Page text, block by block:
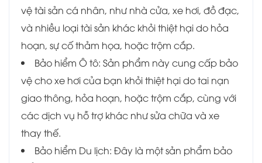
vệ tài sản cá nhân, như nhà cửa, xe hơi, đồ đạc,
và nhiều loại tài sản khác khỏi thiệt hại do hỏa
hoạn, sự cố thảm họa, hoặc trộm cắp.
Bảo hiểm Ô tô: Sản phẩm này cung cấp bảo
vệ cho xe hơi của bạn khỏi thiệt hại do tai nạn
giao thông, hỏa hoạn, hoặc trộm cắp, cùng với
các dịch vụ hỗ trợ khác như sửa chữa và xe
thay thế.
Bảo hiểm Du lịch: Đây là một sản phẩm bảo